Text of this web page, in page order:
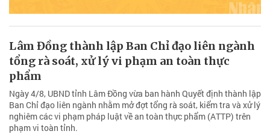
Lâm Đồng thành lập Ban Chỉ đạo liên ngành
tổng rà soát, xử lý vi phạm an toàn thực
phẩm
Ngày 4/8, UBND tỉnh Lâm Đồng vừa ban hành Quyết định thành lập
Ban Chỉ đạo liên ngành nhằm mở đợt tổng rà soát, kiểm tra và xử lý
nghiêm các vi phạm pháp luật về an toàn thực phẩm (ATTP) trên
phạm vi toàn tỉnh.